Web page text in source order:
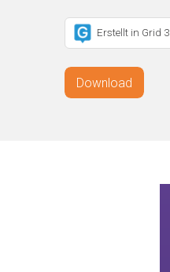
Erstellt in Grid 3
Download